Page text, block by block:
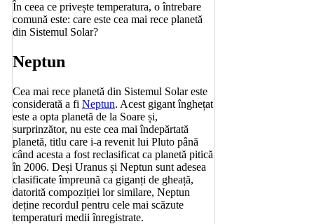
În ceea ce privește temperatura, o întrebare
comună este: care este cea mai rece planetă
din Sistemul Solar?
Neptun
Cea mai rece planetă din Sistemul Solar este
considerată a fi Neptun. Acest gigant înghețat
este a opta planetă de la Soare și,
surprinzător, nu este cea mai îndepărtată
planetă, titlu care i-a revenit lui Pluto până
când acesta a fost reclasificat ca planetă pitică
în 2006. Deși Uranus și Neptun sunt adesea
clasificate împreună ca giganți de gheață,
datorită compoziției lor similare, Neptun
deține recordul pentru cele mai scăzute
temperaturi medii înregistrate.